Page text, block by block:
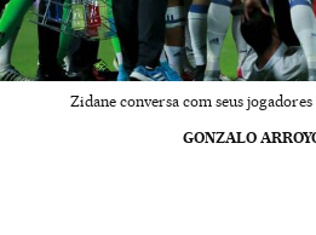
Zidane conversa com seus
GONZALO